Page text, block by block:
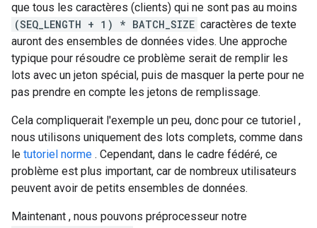
que tous les caractères (clients) qui ne sont pas au moins
(SEQ_LENGTH + 1) * BATCH_SIZE caractères de texte
auront des ensembles de données vides. Une approche
typique pour résoudre ce problème serait de remplir les
lots avec un jeton spécial, puis de masquer la perte pour ne
pas prendre en compte les jetons de remplissage.
Cela compliquerait l'exemple un peu, donc pour ce tutoriel ,
nous utilisons uniquement des lots complets, comme dans
le tutoriel norme . Cependant, dans le cadre fédéré, ce
problème est plus important, car de nombreux utilisateurs
peuvent avoir de petits ensembles de données.
Maintenant , nous pouvons préprocesseur notre